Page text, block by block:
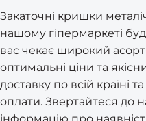
Закаточні кришки
нашому гіпермаркеті
вас чекає широкий
оптимальні ціни та
доставку по всій країні
оплати. Звертайтеся до